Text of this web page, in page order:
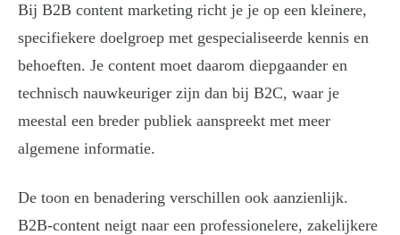
Bij B2B content marketing richt je je op een kleinere,
specifiekere doelgroep met gespecialiseerde kennis en
behoeften. Je content moet daarom diepgaander en
technisch nauwkeuriger zijn dan bij B2C, waar je
meestal een breder publiek aanspreekt met meer
algemene informatie.
De toon en benadering verschillen ook aanzienlijk.
B2B-content neigt naar een professionelere, zakelijkere